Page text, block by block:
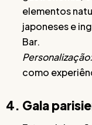
elementos
japoneses e
Bar.
Personalização:
como
4. Gala